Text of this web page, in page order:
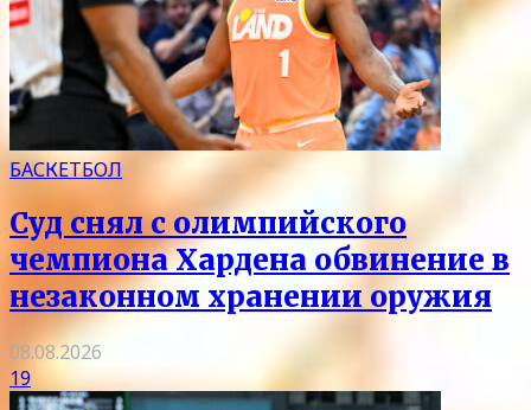
БАСКЕТБОЛ
Суд снял с олимпийского
чемпиона Хардена обвинение в
незаконном хранении оружия
08.08.2026
19